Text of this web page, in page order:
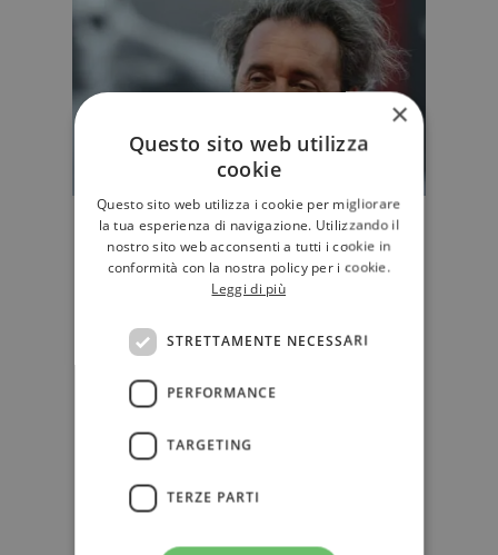
Paolo Sorrentino: i film e i libri
Paolo Sorrentino è uno dei registi
italiani più originali e apprezzati in
NARRATIVA
×
Questo sito web utilizza
cookie
Questo sito web utilizza i cookie per migliorare
la tua esperienza di navigazione. Utilizzando il
nostro sito web acconsenti a tutti i cookie in
conformità con la nostra policy per i cookie.
Leggi di più
STRETTAMENTE NECESSARI
PERFORMANCE
TARGETING
TERZE PARTI